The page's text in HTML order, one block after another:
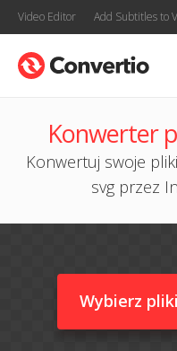
Video Editor Add Subtitles to
Konwerter
Konwertuj swoje
svg przez
Wybierz pliki